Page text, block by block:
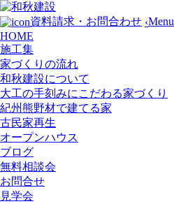
資料請求・お問合わせ ‹Menu
HOME
施工集
家づくりの流れ
和秋建設について
大工の手刻みにこだわる家づくり
紀州熊野材で建てる家
古民家再生
オープンハウス
ブログ
無料相談会
お問合せ
見学会